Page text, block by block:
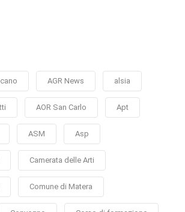
AGR News alsia
AOR San Carlo Apt
ASM Asp
Camerata delle Arti
Comune di Matera